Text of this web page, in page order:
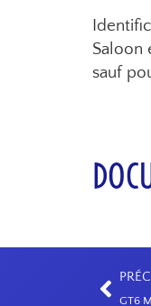
Saloon
sauf
GT6